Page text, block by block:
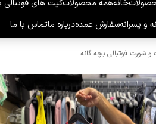
خانههمه محصولاتکیت های فوتبالی
و پسرانهسفارش عمدهدرباره ماتماس با ما
شورت فوتبالی بچه گانه